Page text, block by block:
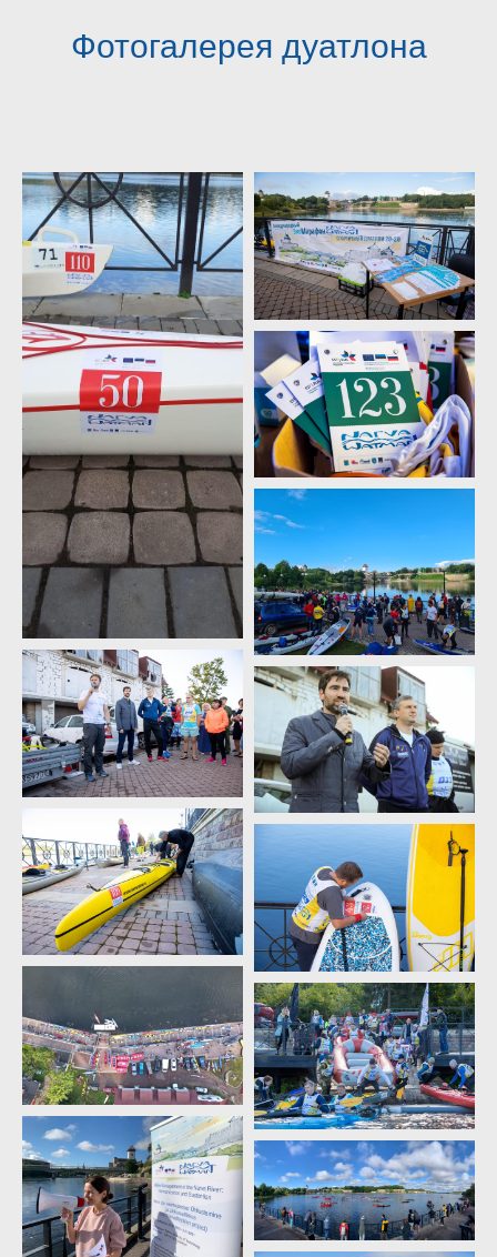
Фотогалерея дуатлона